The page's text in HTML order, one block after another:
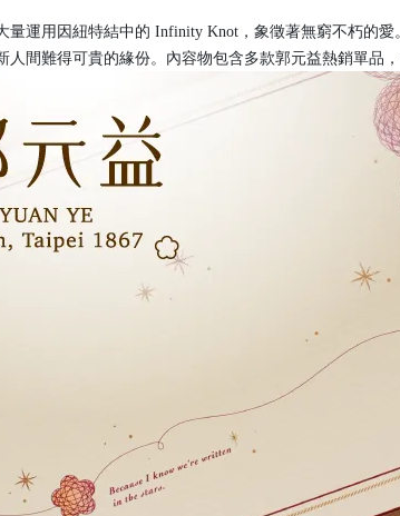
量運用因紐特結中的 Infinity Knot，象徵著無窮不朽的愛
人間難得可貴的緣份。內容物包含多款郭元益熱銷單品